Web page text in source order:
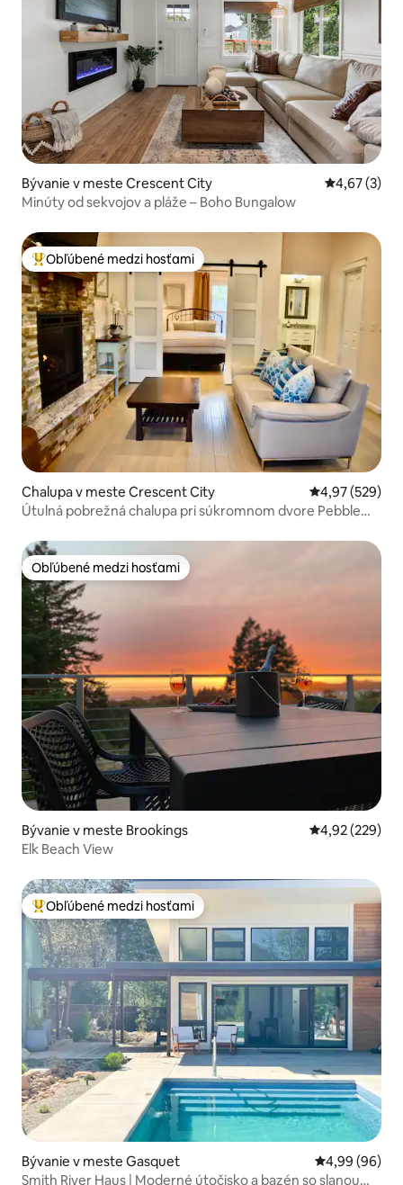
Bývanie v meste Crescent City Priemerné
4,67 (3)
Minúty od sekvojov a pláže – Boho Bungalow
Najobľúbenejšie medzi hosťami
Obľúbené medzi hosťami
Chalupa v meste Crescent City Priemerné
4,97 (529)
Útulná pobrežná chalupa pri súkromnom dvore Pebble
Obľúbené medzi hosťami
Obľúbené medzi hosťami
Bývanie v meste Brookings Priemerné
4,92 (229)
Elk Beach View
Najobľúbenejšie medzi hosťami
Obľúbené medzi hosťami
Bývanie v meste Gasquet Priemerné
4,99 (96)
Smith River Haus | Moderné útočisko a bazén so slanou